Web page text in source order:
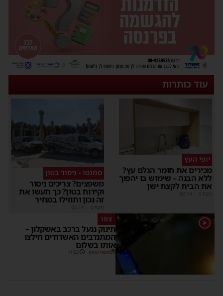
עוד כותרות
יופי העץ
מכירים את חומר הגלם עץ?
ללא הבנה – שימוש בו יהפוך
את הבית לקצת ישן
מקודם
סמנטו - ניסור בטון
משפצים? צריכים ניסור
וקידוח בטון? כך תעשו את
זה נכון ותוזילו במחיר
מקודם
1 צפו
תינוק ננעל ברכב באשקלון –
המתנדבים האשדודים חילצו
אותו בשלום
משה קאהן 11:53